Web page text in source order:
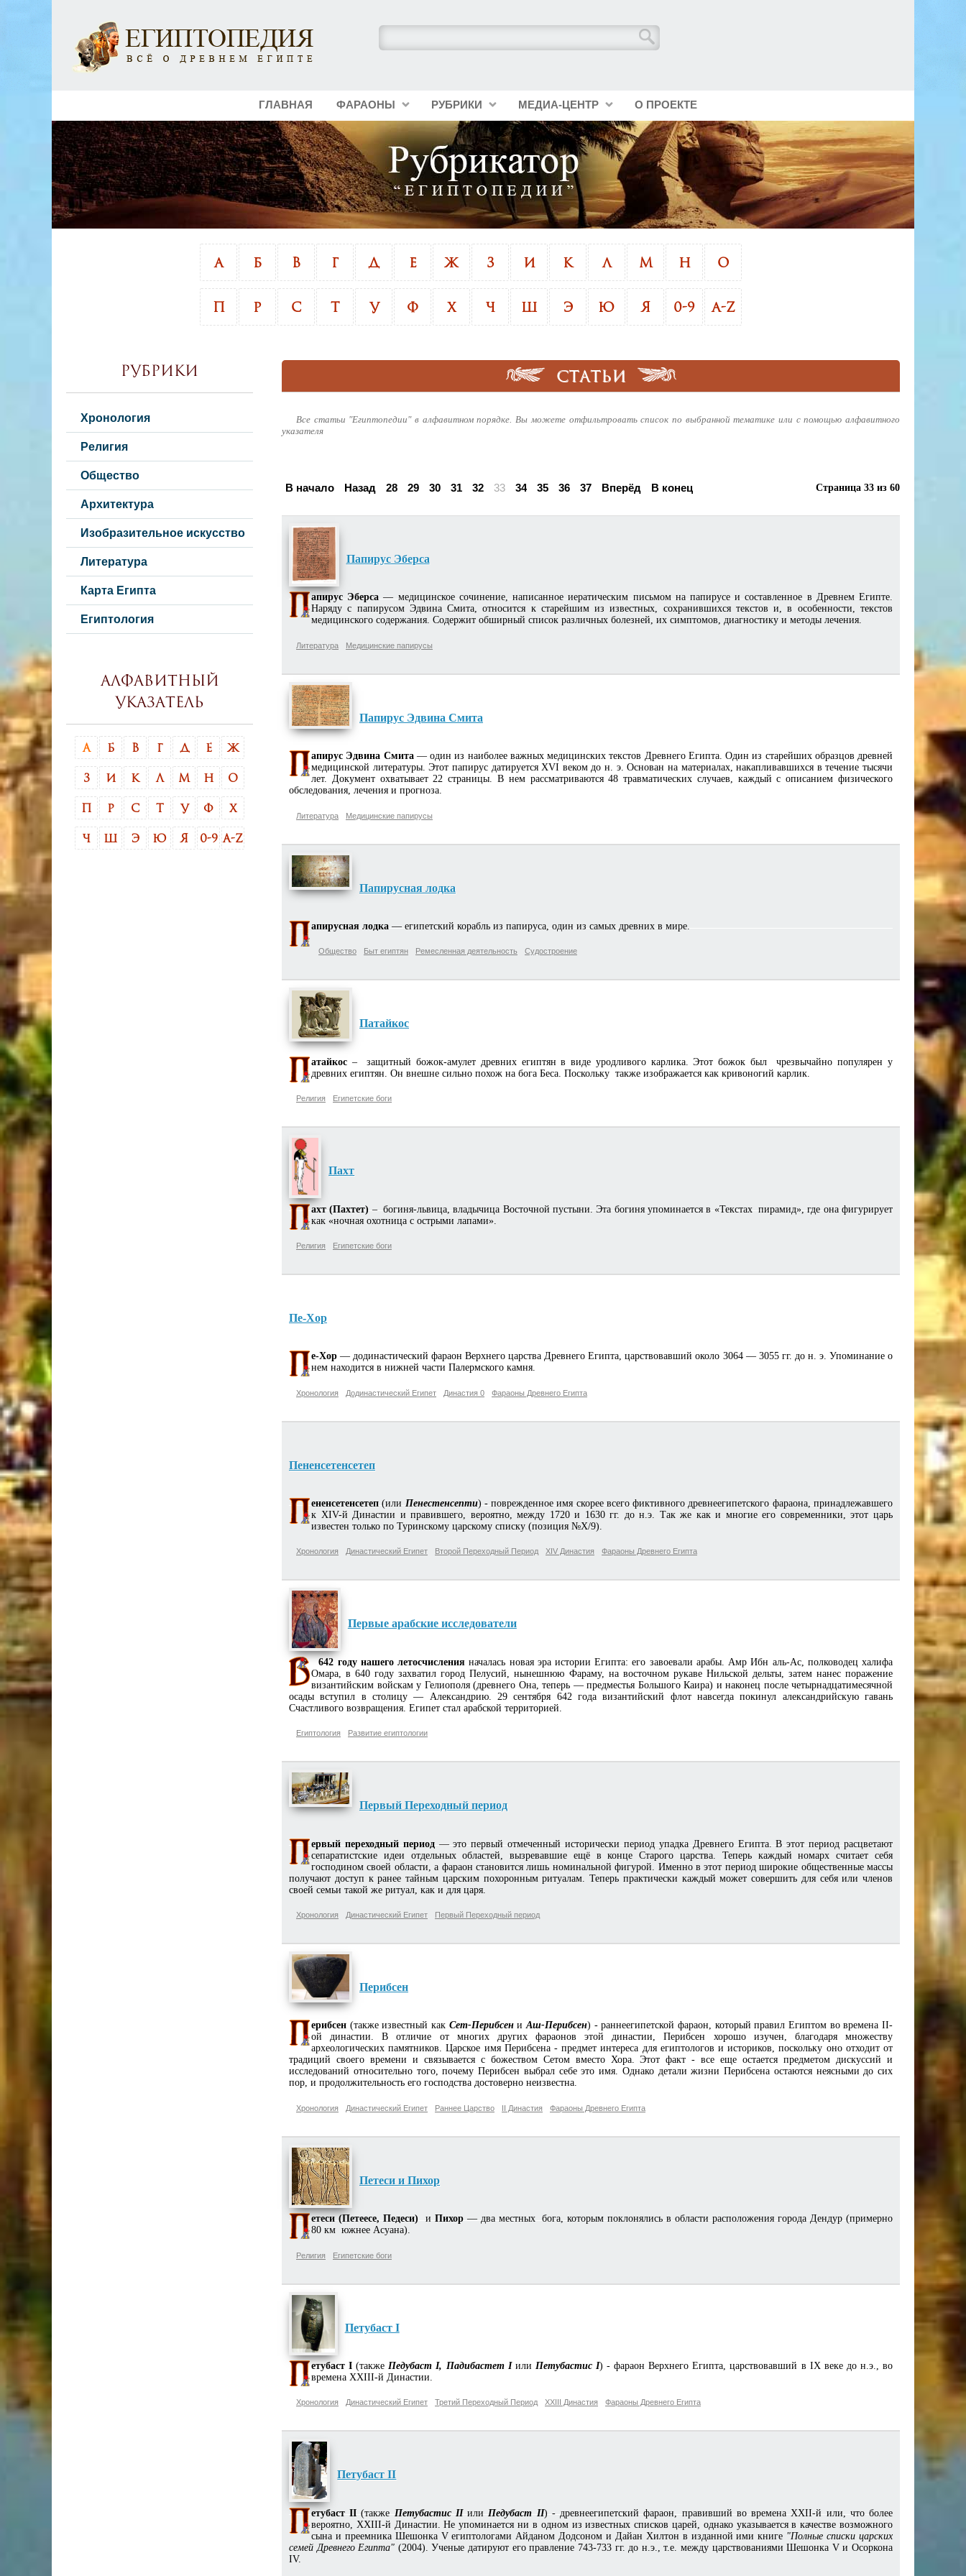
ГЛАВНАЯ ФАРАОНЫ РУБРИКИ МЕДИА-ЦЕНТР О ПРОЕКТЕ
А Б В Г Д Е Ж З И К Л М Н О
Р С У Ф Х Ч Э Ю Я 0-9 A-Z
СТАТЬИ
Все статьи "Египтопедии" в алфавитном порядке. Вы можете отфильтровать список по выбранной тематике или с помощью алфавитного
указателя
Страница 33 из 60
В начало Назад 28 29 30 31 32 33 34 35 36 37 Вперёд В конец
Папирус Эберса
апирус Эберса — медицинское сочинение, написанное иератическим письмом на папирусе и составленное в Древнем Египте.
Наряду с папирусом Эдвина Смита, относится к старейшим из известных, сохранившихся текстов и, в особенности, текстов
медицинского содержания. Содержит обширный список различных болезней, их симптомов, диагностику и методы лечения.
Литература Медицинские папирусы
Папирус Эдвина Смита
апирус Эдвина Смита— один из наиболее важных медицинских текстов Древнего Египта. Один из старейших образцов древней
медицинской литературы. Этот папирус датируется XVI веком до н. э. Основан на материалах, накапливавшихся в течение тысячи
лет. Документ охватывает 22 страницы. В нем рассматриваются 48 травматических случаев, каждый с описанием физического
обследования, лечения и прогноза.
Литература Медицинские папирусы
Папирусная лодка
апирусная лодка — египетский корабль из папируса, один из самых древних в мире.
Общество Быт египтян Ремесленная деятельность Судостроение
Патайкос
атайкос – защитный божок-амулет древних египтян в виде уродливого карлика. Этот божок был чрезвычайно популярен у
древних египтян. Он внешне сильно похож на бога Беса. Поскольку также изображается как кривоногий карлик.
Религия Египетские боги
Пахт
ахт (Пахтет) – богиня-львица, владычица Восточной пустыни. Эта богиня упоминается в «Текстах пирамид», где она фигурирует
как «ночная охотница с острыми лапами».
Религия Египетские боги
Пе-Хор
е-Хор — додинастический фараон Верхнего царства Древнего Египта, царствовавший около 3064 — 3055 гг. до н. э. Упоминание о
нем находится в нижней части Палермского камня.
Хронология Додинастический Египет Династия 0 Фараоны Древнего Египта
Пененсетенсетеп
ененсетенсетеп (илиПенестенсепти) - поврежденное имя скорее всего фиктивного древнеегипетского фараона, принадлежавшего
к XIV-й Династии и правившего, вероятно, между 1720 и 1630 гг. до н.э. Так же как и многие его современники, этот царь
известен только по Туринскому царскому списку (позиция №X/9).
Хронология Династический Египет Второй Переходный Период XIV Династия Фараоны Древнего Египта
Первые арабские исследователи
642 году нашего летосчисления началась новая эра истории Египта: его завоевали арабы. Амр Ибн аль-Ас, полководец халифа
Омара, в 640 году захватил город Пелусий, нынешнюю Фараму, на восточном рукаве Нильской дельты, затем нанес поражение
византийским войскам у Гелиополя (древнего Она, теперь — предместья Большого Каира) и наконец после четырнадцатимесячной
осады вступил в столицу — Александрию. 29 сентября 642 года византийский флот навсегда покинул александрийскую гавань
Счастливого возвращения. Египет стал арабской территорией.
Египтология Развитие египтологии
Первый Переходный период
ервый переходный период— это первый отмеченный исторически период упадка Древнего Египта. В этот период расцветают
сепаратистские идеи отдельных областей, вызревавшие ещё в конце Старого царства. Теперь каждый номарх считает себя
господином своей области, а фараон становится лишь номинальной фигурой. Именно в этот период широкие общественные массы
получают доступ к ранее тайным царским похоронным ритуалам. Теперь практически каждый может совершить для себя или членов
своей семьи такой же ритуал, как и для царя.
Хронология Династический Египет Первый Переходный период
Перибсен
ерибсен (также известный как Сет-Перибсени Аш-Перибсен) - раннеегипетской фараон, который правил Египтом во времена II-
ой династии. В отличие от многих других фараонов этой династии, Перибсен хорошо изучен, благодаря множеству
археологических памятников. Царское имя Перибсена - предмет интереса для египтологов и историков, поскольку оно отходит от
традиций своего времени и связывается с божеством Сетом вместо Хора. Этот факт - все еще остается предметом дискуссий и
исследований относительно того, почему Перибсен выбрал себе это имя. Однако детали жизни Перибсена остаются неясными до сих
пор, и продолжительность его господства достоверно неизвестна.
Хронология Династический Египет Раннее Царство II Династия Фараоны Древнего Египта
Петеси и Пихор
етеси (Петеесе, Педеси)и Пихор— два местных бога, которым поклонялись в области расположения города Дендур (примерно
80 км южнее Асуана).
Религия Египетские боги
Петубаст I
етубаст I (также Педубаст I, Падибастет Iили Петубастис I) - фараон Верхнего Египта, царствовавший в IX веке до н.э., во
времена XXIII-й Династии.
Хронология Династический Египет Третий Переходный Период XXIII Династия Фараоны Древнего Египта
Петубаст II
етубаст II (также Петубастис IIили Педубаст II) - древнеегипетский фараон, правивший во времена XXII-й или, что более
вероятно, XXIII-й Династии. Не упоминается ни в одном из известных списков царей, однако указывается в качестве возможного
сына и преемника Шешонка V египтологами Айданом Додсоном и Дайан Хилтон в изданной ими книге "Полные списки царских
семей Древнего Египта" (2004). Ученые датируют его правление 743-733 гг. до н.э., т.е. между царствованиями Шешонка V и Осоркона
IV.
Рубрики
Хронология
Религия
Общество
Архитектура
Изобразительное искусство
Литература
Карта Египта
Египтология
Алфавитный
указатель
А Б В Г Д Е Ж
З И К Л М Н О
Р С Т У Ф Х
Ч Э Ю Я 0-9 A-Z